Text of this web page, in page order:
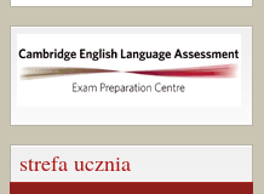
strefa ucznia